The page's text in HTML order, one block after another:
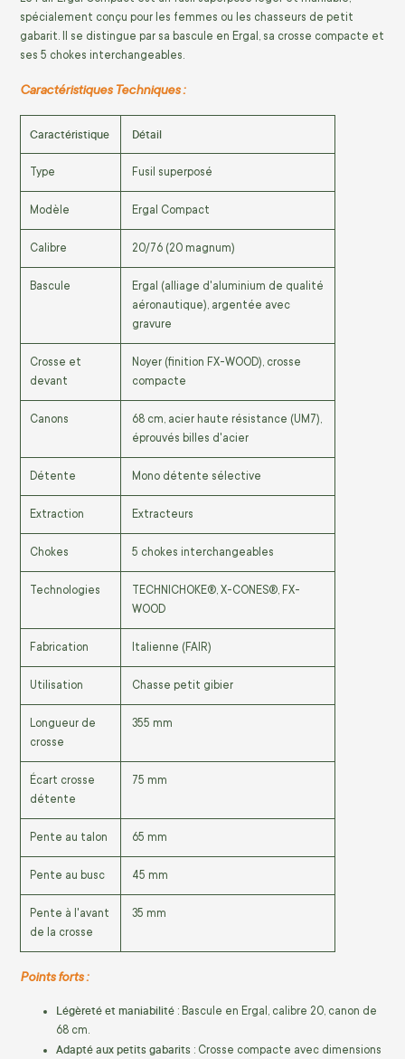
spécialement conçu pour les femmes ou les chasseurs de petit
gabarit. Il se distingue par sa bascule en Ergal, sa crosse compacte et
ses 5 chokes interchangeables.
Caractéristiques Techniques :
Caractéristique Détail
Type Fusil superposé
Modèle Ergal Compact
Calibre 20/76 (20 magnum)
Bascule
Ergal (alliage d'aluminium de qualité
aéronautique), argentée avec
gravure
Crosse et
devant
Noyer (finition FX-WOOD), crosse
compacte
Canons
68 cm, acier haute résistance (UM7),
éprouvés billes d'acier
Détente Mono détente sélective
Extraction Extracteurs
Chokes 5 chokes interchangeables
Technologies
TECHNICHOKE®, X-CONES®, FX-
WOOD
Fabrication Italienne (FAIR)
Utilisation Chasse petit gibier
Longueur de
crosse
355 mm
Écart crosse
détente
75 mm
Pente au talon 65 mm
Pente au busc 45 mm
Pente à l'avant
de la crosse
35 mm
Points forts :
Légèreté et maniabilité : Bascule en Ergal, calibre 20, canon de
68 cm.
Adapté aux petits gabarits : Crosse compacte avec dimensions